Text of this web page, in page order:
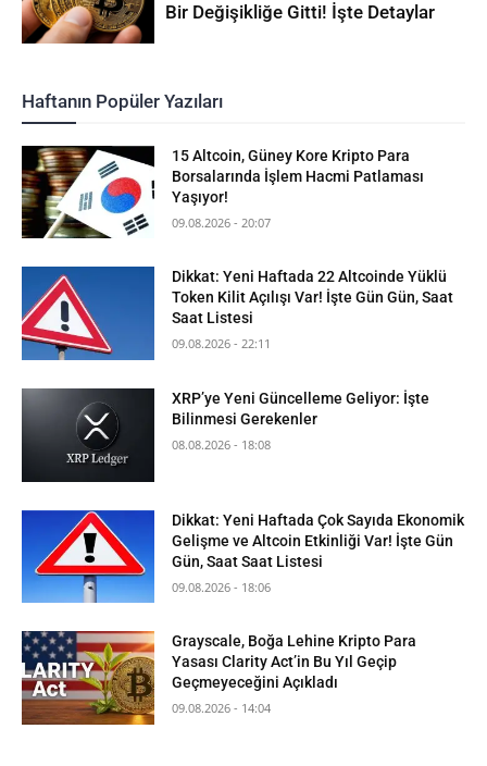
Bir Değişikliğe Gitti! İşte Detaylar
Haftanın Popüler Yazıları
15 Altcoin, Güney Kore Kripto Para
Borsalarında İşlem Hacmi Patlaması
Yaşıyor!
09.08.2026 - 20:07
Dikkat: Yeni Haftada 22 Altcoinde Yüklü
Token Kilit Açılışı Var! İşte Gün Gün, Saat
Saat Listesi
09.08.2026 - 22:11
XRP’ye Yeni Güncelleme Geliyor: İşte
Bilinmesi Gerekenler
08.08.2026 - 18:08
Dikkat: Yeni Haftada Çok Sayıda Ekonomik
Gelişme ve Altcoin Etkinliği Var! İşte Gün
Gün, Saat Saat Listesi
09.08.2026 - 18:06
Grayscale, Boğa Lehine Kripto Para
Yasası Clarity Act’in Bu Yıl Geçip
Geçmeyeceğini Açıkladı
09.08.2026 - 14:04